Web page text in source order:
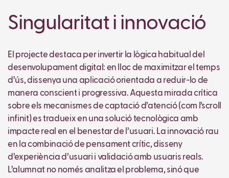
Singularitat i innovació
El projecte destaca per invertir la lògica habitual del
desenvolupament digital: en lloc de maximitzar el temps
d’ús, dissenya una aplicació orientada a reduir-lo de
manera conscient i progressiva. Aquesta mirada crítica
sobre els mecanismes de captació d’atenció (com l’scroll
infinit) es tradueix en una solució tecnològica amb
impacte real en el benestar de l’usuari. La innovació rau
en la combinació de pensament crític, disseny
d’experiència d’usuari i validació amb usuaris reals.
L’alumnat no només analitza el problema, sinó que